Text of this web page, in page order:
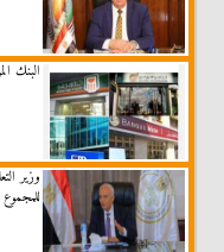
البنك المركزي: 10 بنوك تصدر 3.8
وزير
للمجموع